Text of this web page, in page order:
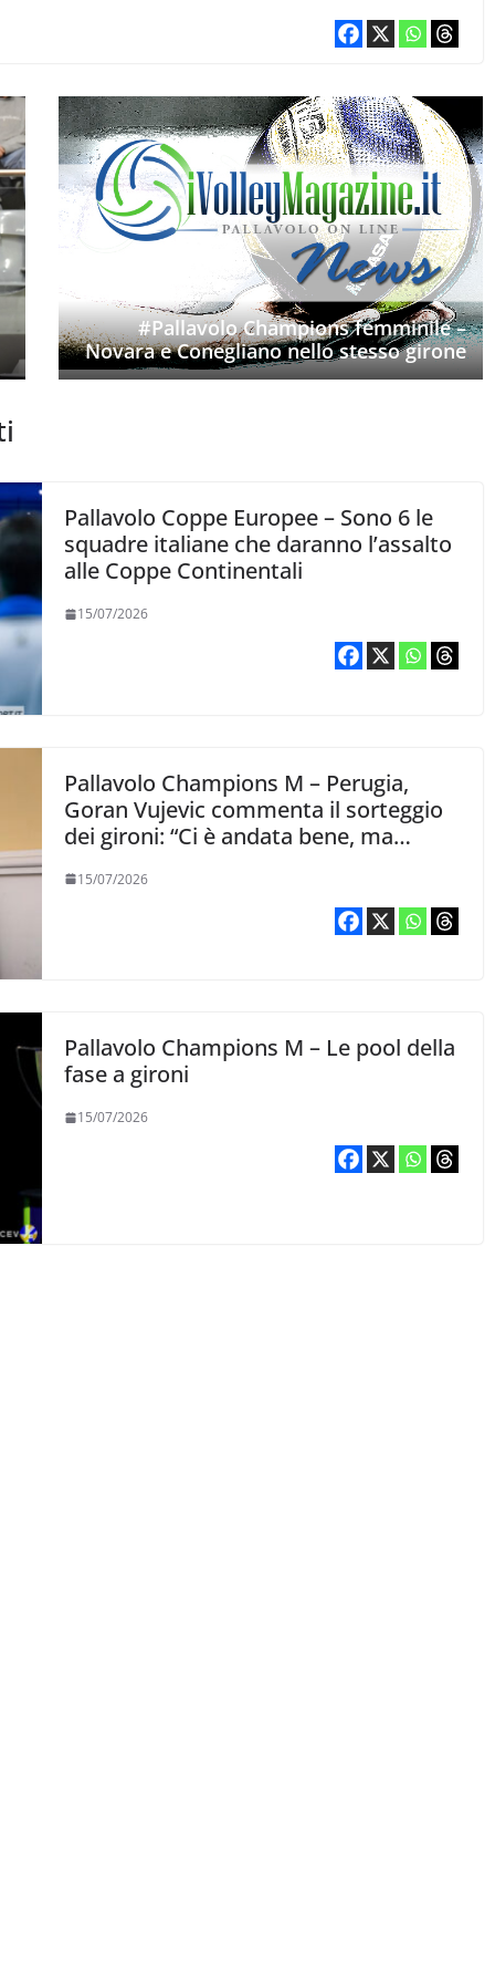
#Pallavolo Champions femminile –
Novara e Conegliano nello stesso girone
Pallavolo Coppe Europee – Sono 6 le
squadre italiane che daranno l’assalto
alle Coppe Continentali
15/07/2026
Pallavolo Champions M – Perugia,
Goran Vujevic commenta il sorteggio
dei gironi: “Ci è andata bene, ma
15/07/2026
Pallavolo Champions M – Le pool della
fase a gironi
15/07/2026